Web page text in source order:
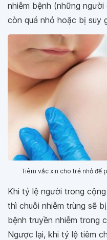
nhiễm bệnh (những
còn quá nhỏ hoặc bị suy
Tiêm vắc xin cho trẻ nhỏ để
Khi tỷ lệ người trong
thì chuỗi nhiễm trùng sẽ
bệnh truyền nhiễm trong
Ngược lại, khi tỷ lệ tiêm